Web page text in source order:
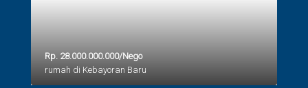
Rp. 28.000.000.000/Nego
rumah di Kebayoran Baru